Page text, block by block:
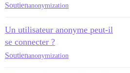
Soutienanonymization
Un utilisateur anonyme peut-il
se connecter ?
Soutienanonymization